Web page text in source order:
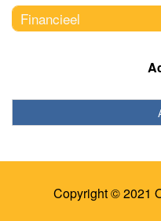
Financieel
Copyright © 2021